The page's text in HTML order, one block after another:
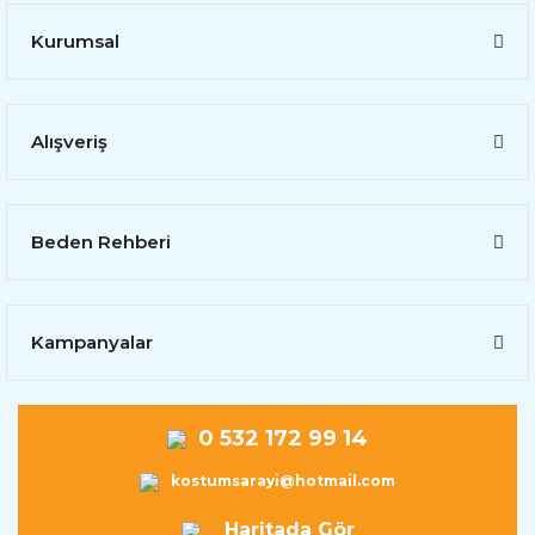
Kurumsal
Alışveriş
Beden Rehberi
Kampanyalar
0 532 172 99 14
kostumsarayi@hotmail.com
Haritada Gör